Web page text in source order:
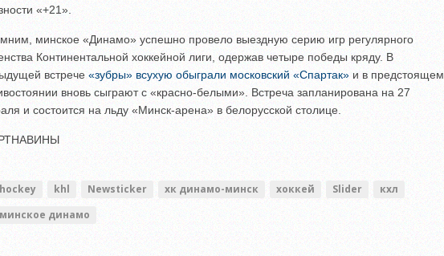
«+21».
минское «Динамо» успешно провело выездную серию игр регулярного
Континентальной хоккейной лиги, одержав четыре победы кряду. В
встрече «зубры» всухую обыграли московский «Спартак» и в предстоящем
вновь сыграют с «красно-белыми». Встреча запланирована на 27
и состоится на льду «Минск-арена» в белорусской столице.
hockey khl Newsticker хк динамо-минск хоккей Slider
кхл
минское динамо